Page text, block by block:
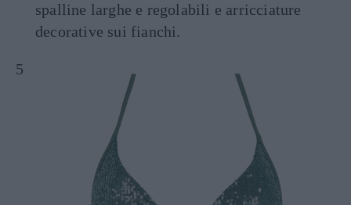
spalline larghe e regolabili e arricciature
decorative sui fianchi.